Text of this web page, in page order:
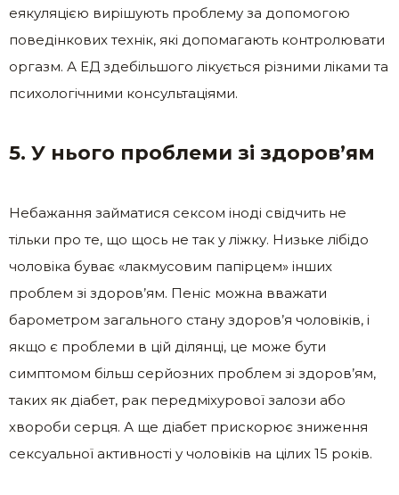
еякуляцією вирішують проблему за допомогою
поведінкових технік, які допомагають контролювати
оргазм. А ЕД здебільшого лікується різними ліками та
психологічними консультаціями.
5. У нього проблеми зі здоров’ям
Небажання займатися сексом іноді свідчить не
тільки про те, що щось не так у ліжку. Низьке лібідо
чоловіка буває «лакмусовим папірцем» інших
проблем зі здоров’ям. Пеніс можна вважати
барометром загального стану здоров’я чоловіків, і
якщо є проблеми в цій ділянці, це може бути
симптомом більш серйозних проблем зі здоров’ям,
таких як діабет, рак передміхурової залози або
хвороби серця. А ще діабет прискорює зниження
сексуальної активності у чоловіків на цілих 15 років.